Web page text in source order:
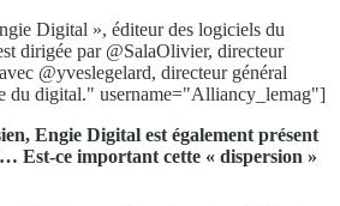
Digital », éditeur des logiciels du
dirigée par @SalaOlivier, directeur
@yveslegelard, directeur général
du digital." username="Alliancy_lemag"]
Engie Digital est également présent
Est-ce important cette « dispersion »